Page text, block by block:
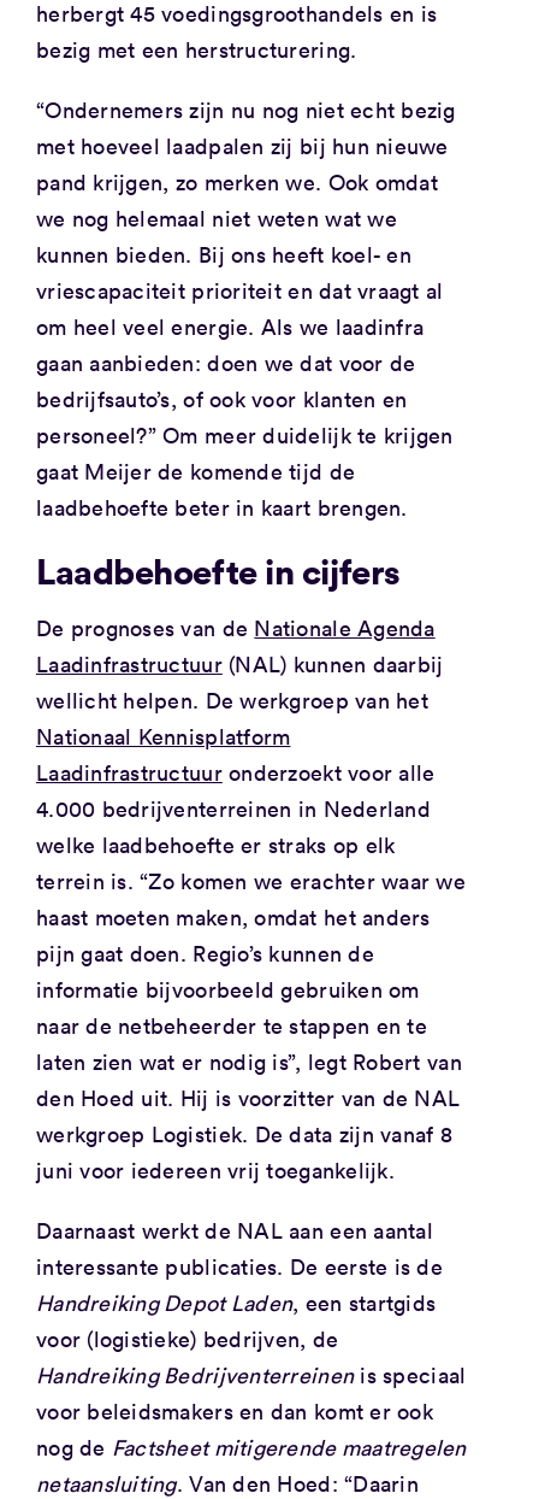
herbergt 45 voedingsgroothandels en is
bezig met een herstructurering.
“Ondernemers zijn nu nog niet echt bezig
met hoeveel laadpalen zij bij hun nieuwe
pand krijgen, zo merken we. Ook omdat
we nog helemaal niet weten wat we
kunnen bieden. Bij ons heeft koel- en
vriescapaciteit prioriteit en dat vraagt al
om heel veel energie. Als we laadinfra
gaan aanbieden: doen we dat voor de
bedrijfsauto’s, of ook voor klanten en
personeel?” Om meer duidelijk te krijgen
gaat Meijer de komende tijd de
laadbehoefte beter in kaart brengen.
Laadbehoefte in cijfers
De prognoses van de Nationale Agenda
Laadinfrastructuur(NAL) kunnen daarbij
wellicht helpen. De werkgroep van het
Nationaal Kennisplatform
Laadinfrastructuuronderzoekt voor alle
4.000 bedrijventerreinen in Nederland
welke laadbehoefte er straks op elk
terrein is. “Zo komen we erachter waar we
haast moeten maken, omdat het anders
pijn gaat doen. Regio’s kunnen de
informatie bijvoorbeeld gebruiken om
naar de netbeheerder te stappen en te
laten zien wat er nodig is”, legt Robert van
den Hoed uit. Hij is voorzitter van de NAL
werkgroep Logistiek. De data zijn vanaf 8
juni voor iedereen vrij toegankelijk.
Daarnaast werkt de NAL aan een aantal
interessante publicaties. De eerste is de
Handreiking Depot Laden, een startgids
voor (logistieke) bedrijven, de
Handreiking Bedrijventerreinenis speciaal
voor beleidsmakers en dan komt er ook
nog de Factsheet mitigerende maatregelen
netaansluiting. Van den Hoed: “Daarin